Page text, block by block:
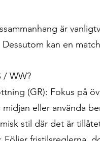
är
Dessutom kan en
/ WW?
(GR): Fokus på
eller använda
stil där det är